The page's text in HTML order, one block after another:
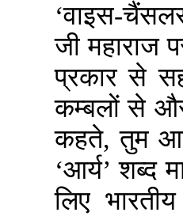
‘वाइस-
जी महाराज
प्रकार से
कम्बलों से
कहते, तुम
‘आर्य’ शब्द
लिए